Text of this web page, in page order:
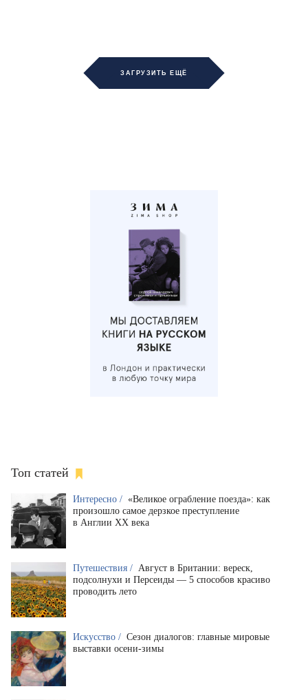
ЗАГРУЗИТЬ ЕЩЁ
Топ статей
Интересно / «Великое ограбление поезда»: как
произошло самое дерзкое преступление
в Англии XX века
Путешествия / Август в Британии: вереск,
подсолнухи и Персеиды — 5 способов красиво
проводить лето
Искусство / Сезон диалогов: главные мировые
выставки осени-зимы